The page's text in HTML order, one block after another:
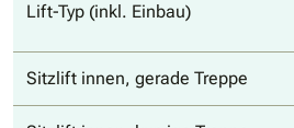
Lift-Typ (inkl. Einbau)
Sitzlift innen, gerade Treppe